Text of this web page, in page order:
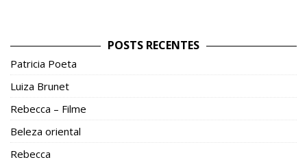
POSTS RECENTES
Patricia Poeta
Luiza Brunet
Rebecca – Filme
Beleza oriental
Rebecca